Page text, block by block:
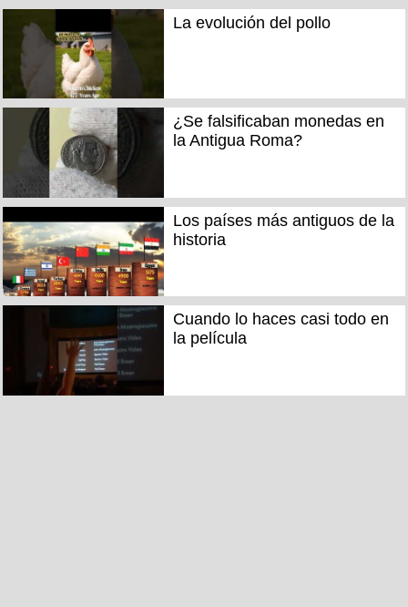
La evolución del pollo
¿Se falsificaban monedas en
la Antigua Roma?
Los países más antiguos de la
historia
Cuando lo haces casi todo en
la película